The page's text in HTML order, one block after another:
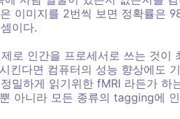
이미지를 2번씩 보면 정확률은
이다.
로 인간을 프로세서로 쓰는 것이
킨다면 컴퓨터의 성능 향상에도
밀하게 읽기위한 fMRI 라든가 하
아니라 모든 종류의 tagging에